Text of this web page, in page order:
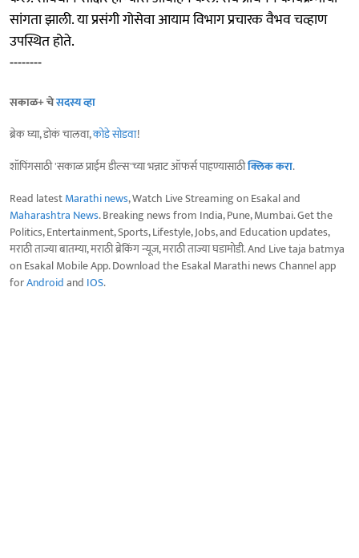
सांगता झाली. या प्रसंगी गोसेवा आयाम विभाग प्रचारक वैभव चव्हाण
उपस्थित होते.
--------
सकाळ+ चेसदस्य व्हा
ब्रेक घ्या, डोकं चालवा,कोडे सोडवा!
शॉपिंगसाठी 'सकाळ प्राईम डील्स'च्या भन्नाट ऑफर्स पाहण्यासाठीक्लिक करा.
Read latestMarathi news, Watch Live Streaming on Esakal and
Maharashtra News. Breaking news from India, Pune, Mumbai. Get the
Politics, Entertainment, Sports, Lifestyle, Jobs, and Education updates,
मराठी ताज्या बातम्या, मराठी ब्रेकिंग न्यूज, मराठी ताज्या घडामोडी. And Live taja batmya
on Esakal Mobile App. Download the Esakal Marathi news Channel app
forAndroidand IOS.